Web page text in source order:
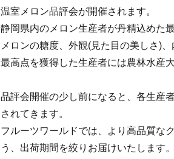
温室メロン品評会が開催されます。
静岡県内のメロン生産者が丹精込めた
メロンの糖度、外観(見た目の美しさ)
最高点を獲得した生産者には農林水産
品評会開催の少し前になると、各生産
されてきます。
フルーツワールドでは、より高品質な
う、出荷期間を絞りお届けいたします。